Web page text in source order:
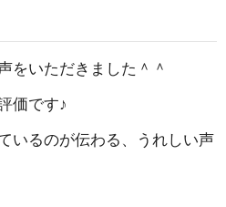
をいただきました＾＾
価です♪
いるのが伝わる、うれしい声